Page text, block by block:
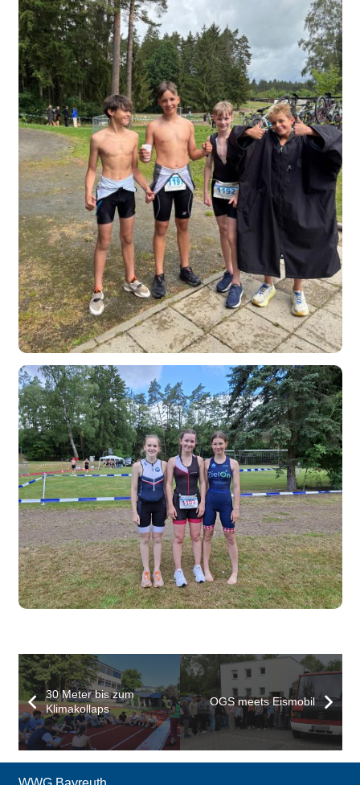
30 Meter bis zum
Klimakollaps
OGS meets Eismobil